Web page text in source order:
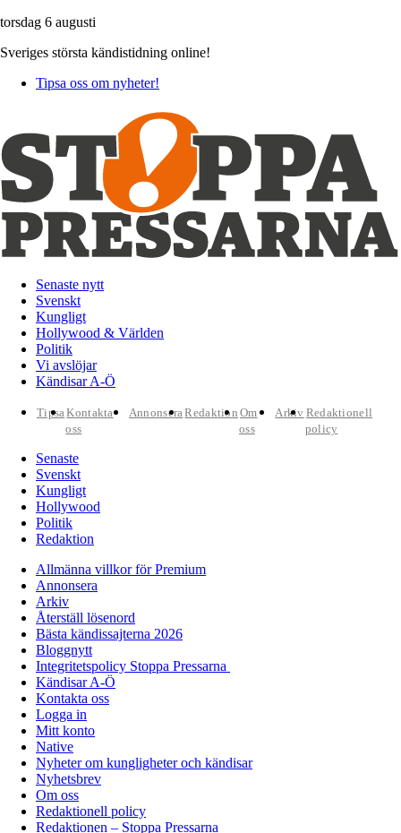
torsdag 6 augusti
Sveriges största kändistidning online!
Tipsa oss om nyheter!
Senaste nytt
Svenskt
Kungligt
Hollywood & Världen
Politik
Vi avslöjar
Kändisar A-Ö
TipsaKontakta
oss
AnnonseraRedaktion Om
oss
Arkiv Redaktionell
policy
Senaste
Svenskt
Kungligt
Hollywood
Politik
Redaktion
Allmänna villkor för Premium
Annonsera
Arkiv
Återställ lösenord
Bästa kändissajterna 2026
Bloggnytt
Integritetspolicy Stoppa Pressarna
Kändisar A-Ö
Kontakta oss
Logga in
Mitt konto
Native
Nyheter om kungligheter och kändisar
Nyhetsbrev
Om oss
Redaktionell policy
Redaktionen – Stoppa Pressarna